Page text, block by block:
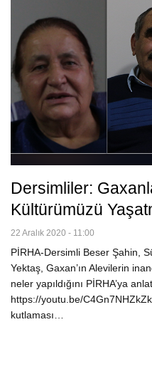
Dersimliler:
Kültürümüzü
22 Aralık 2020 - 11:00
PİRHA-Dersimli Beser Şahin,
Yektaş, Gaxan’ın Alevilerin
neler yapıldığını PİRHA’ya
https://youtu.be/
kutlaması…